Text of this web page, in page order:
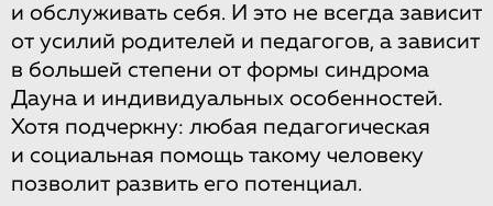
и обслуживать себя. И это не всегда зависит
от усилий родителей и педагогов, а зависит
в большей степени от формы синдрома
Дауна и индивидуальных особенностей.
Хотя подчеркну: любая педагогическая
и социальная помощь такому человеку
позволит развить его потенциал.